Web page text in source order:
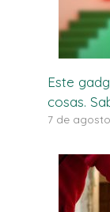
Este
cosas.
7 de